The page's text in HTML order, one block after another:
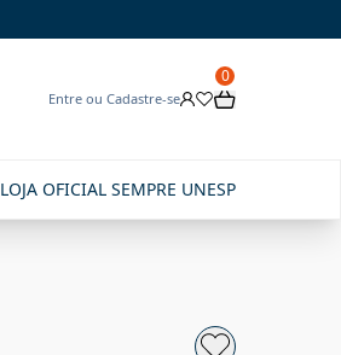
Entre ou Cadastre-se
0
LOJA OFICIAL SEMPRE UNESP